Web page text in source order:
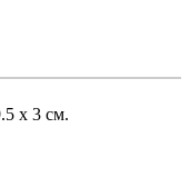
x 3 см.